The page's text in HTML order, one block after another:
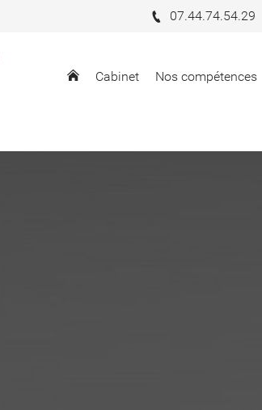
Cabinet Nos compétences
07.44.74.54.29